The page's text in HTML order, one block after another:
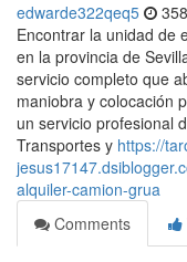
edwarde322qeq5
Encontrar la unidad de
en la provincia de
servicio completo que
maniobra y colocación
un servicio profesional
Transportes y https://
alquiler-camion-grua
Comments